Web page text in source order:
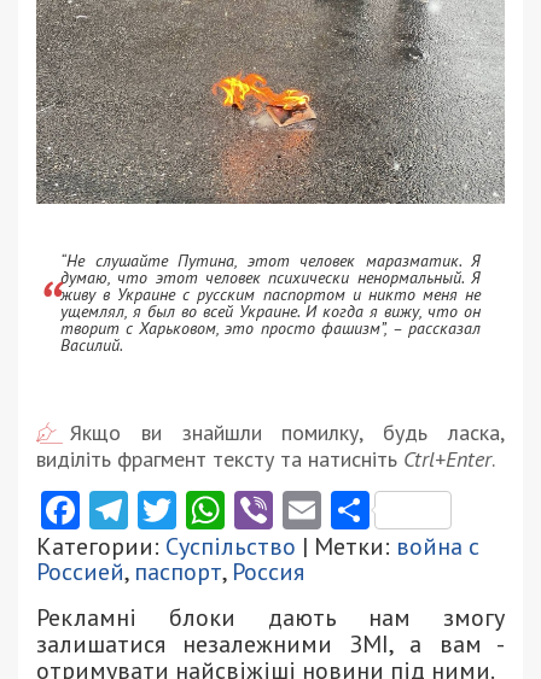
“Не слушайте Путина, этот человек маразматик. Я
думаю, что этот человек психически ненормальный. Я
живу в Украине с русским паспортом и никто меня не
ущемлял, я был во всей Украине. И когда я вижу, что он
творит с Харьковом, это просто фашизм”, – рассказал
Василий.
Якщо ви знайшли помилку, будь ласка,
виділіть фрагмент тексту та натисніть Ctrl+Enter.
Facebook
Telegram
Twitter
WhatsApp
ViberEmail
Категории: Суспільство | Метки: война с
Россией, паспорт, Россия
Рекламні блоки дають нам змогу
залишатися незалежними ЗМІ, а вам -
отримувати найсвіжіші новини під ними.